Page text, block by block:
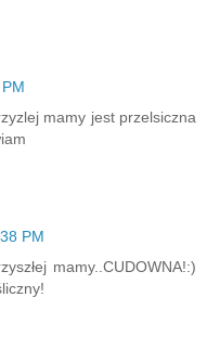
mamy jest przelsiczna
PM
mamy..CUDOWNA!:)